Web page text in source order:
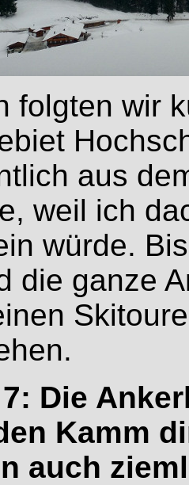
folgten wir
aus
weil ich
würde.
die ganze
Die
Kamm
auch